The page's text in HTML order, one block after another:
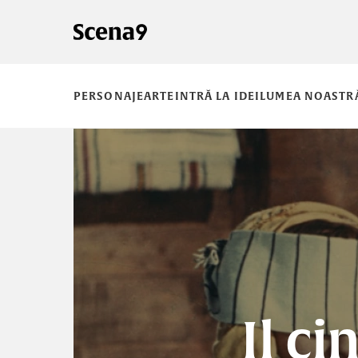
PERSONAJEARTEINTRĂ LA IDEILUMEA
Il